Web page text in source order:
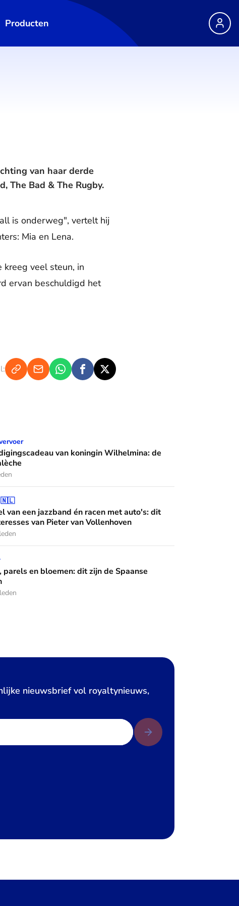
Producten
van haar derde
The Bad & The Rugby.
is onderweg", vertelt hij
Mia en Lena.
veel steun, in
ervan beschuldigd het
van koningin Wilhelmina: de Crème Calèche
van koningin Wilhelmina: de
én racen met auto's: dit zijn de interesses van Pieter van
🇳🇱
van een jazzband én racen met auto's: dit
van Pieter van Vollenhoven
dit zijn de Spaanse diademen
parels en bloemen: dit zijn de Spaanse
nieuwsbrief vol royaltynieuws,